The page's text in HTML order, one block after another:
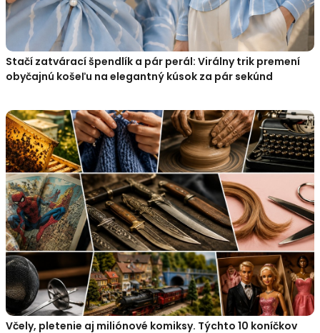
Stačí zatvárací špendlík a pár perál: Virálny trik premení
obyčajnú košeľu na elegantný kúsok za pár sekúnd
Včely, pletenie aj miliónové komiksy. Týchto 10 koníčkov